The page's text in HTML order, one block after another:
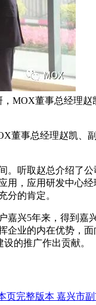
MOX董事总经理
董事总经理赵凯、
听取赵总介绍了
，应用研发中心
分的肯定。
兴5年来，得到嘉
业的内在优势，
的推广作出贡献。
页完整版本 嘉兴市